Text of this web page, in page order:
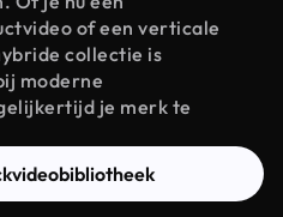
of een verticale
collectie is
moderne
je merk te